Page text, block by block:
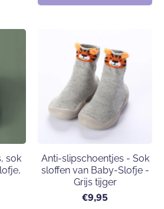
sok
Anti-slipschoentjes - Sok
sloffen van Baby-Slofje -
Grijs tijger
€9,95